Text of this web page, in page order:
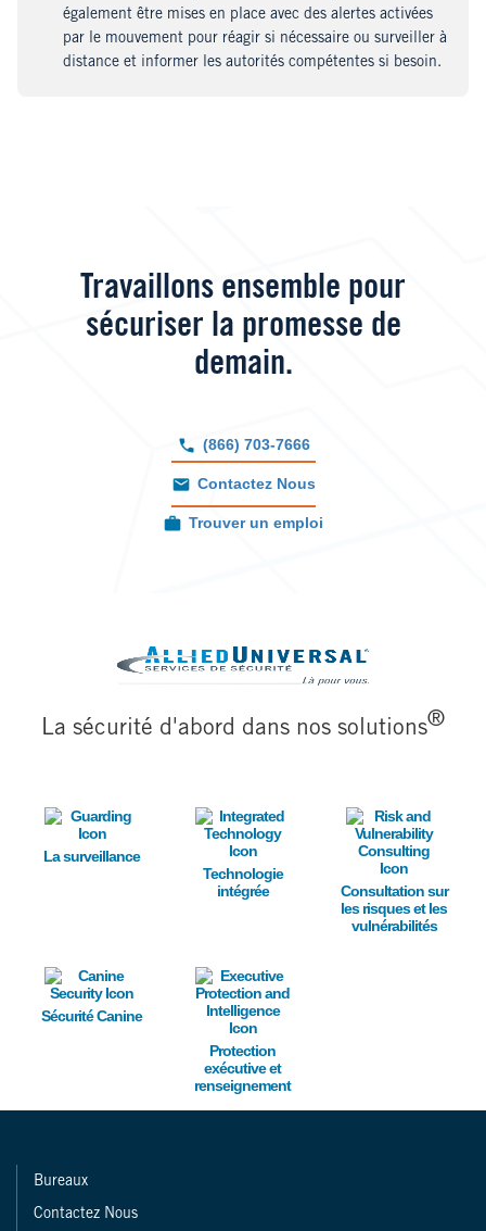
également être mises en place avec des alertes activées
par le mouvement pour réagir si nécessaire ou surveiller à
distance et informer les autorités compétentes si besoin.
Travaillons ensemble pour
sécuriser la promesse de
demain.
(866) 703-7666
Contactez Nous
Trouver un emploi
La sécurité d'abord dans nos solutions®
Image
La surveillance
Image
Technologie
intégrée
Image
Consultation sur
les risques et les
vulnérabilités
Image
Sécurité Canine
Image
Protection
exécutive et
renseignement
Bureaux
Contactez Nous